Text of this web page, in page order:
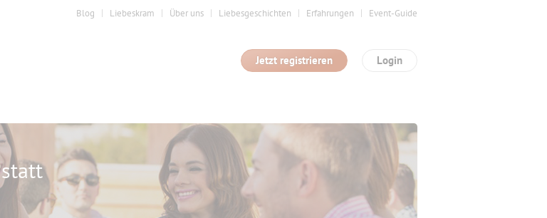
Blog Liebeskram Über uns Liebesgeschichten Erfahrungen Event-Guide
Login
Jetzt registrieren